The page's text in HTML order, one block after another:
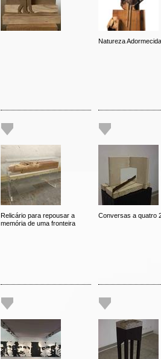
Natureza Adormecida
Relicário para repousar a
memória de uma fronteira
Conversas a quatro